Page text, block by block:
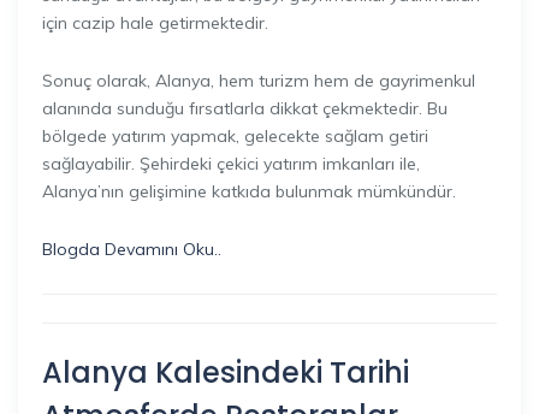
için cazip hale getirmektedir.
Sonuç olarak, Alanya, hem turizm hem de gayrimenkul
alanında sunduğu fırsatlarla dikkat çekmektedir. Bu
bölgede yatırım yapmak, gelecekte sağlam getiri
sağlayabilir. Şehirdeki çekici yatırım imkanları ile,
Alanya’nın gelişimine katkıda bulunmak mümkündür.
Blogda Devamını Oku..
Alanya Kalesindeki Tarihi